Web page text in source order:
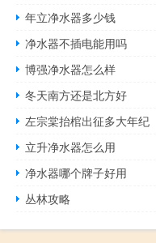
年立净水器多少钱
净水器不插电能用吗
博强净水器怎么样
冬天南方还是北方好
左宗棠抬棺出征多大年纪
立升净水器怎么用
净水器哪个牌子好用
丛林攻略